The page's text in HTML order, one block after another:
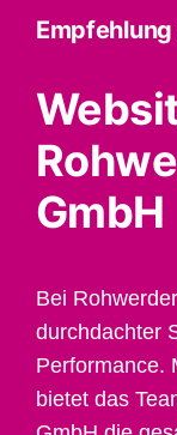
GmbH
Bei
durchdachter
Performance.
bietet das